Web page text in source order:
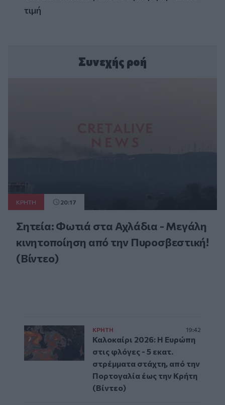
τιμή
Συνεχής ροή
ΚΡΗΤΗ 20:17
Σητεία: Φωτιά στα Αχλάδια - Μεγάλη
κινητοποίηση από την Πυροσβεστική!
(Βίντεο)
ΚΡΗΤΗ 19:42
Καλοκαίρι 2026: Η Ευρώπη
στις φλόγες - 5 εκατ.
στρέμματα στάχτη, από την
Πορτογαλία έως την Κρήτη
(Βίντεο)